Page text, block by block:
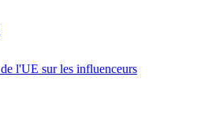
l'UE sur les influenceurs